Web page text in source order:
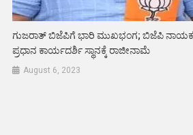
ಗುಜರಾತ್ ಬಿಜೆಪಿಗೆ ಭಾರಿ ಮುಖಭಂಗ; ಬಿಜೆಪಿ
ಪ್ರಧಾನ ಕಾರ್ಯದರ್ಶಿ ಸ್ಥಾನಕ್ಕೆ ರಾಜೀನಾಮೆ
August 6, 2023